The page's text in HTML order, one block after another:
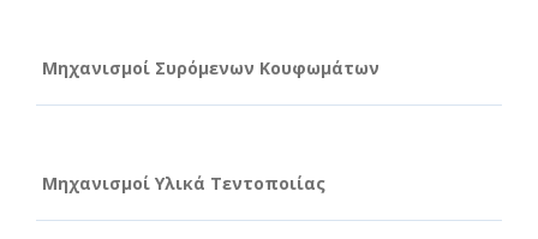
Μηχανισμοί Συρόμενων Κουφωμάτων
Μηχανισμοί Υλικά Τεντοποιίας